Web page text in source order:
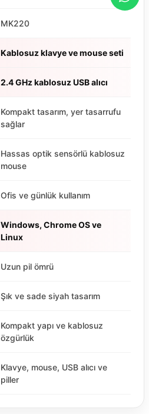
MK220
Kablosuz klavye ve mouse seti
2.4 GHz kablosuz USB alıcı
Kompakt tasarım, yer tasarrufu
sağlar
Hassas optik sensörlü kablosuz
mouse
Ofis ve günlük kullanım
Windows, Chrome OS ve
Linux
Uzun pil ömrü
Şık ve sade siyah tasarım
Kompakt yapı ve kablosuz
özgürlük
Klavye, mouse, USB alıcı ve
piller